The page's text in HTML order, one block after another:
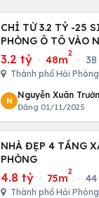
CHỈ TỪ 3.2 TỶ -25
PHÒNG Ô TÔ VÀO
3.2 tỷ · 48m
2
·
Thành phố Hải Phòng
N
Nguyễn Xuân
Đăng 01/11/2025
NHÀ ĐẸP 4 TẦNG
PHÒNG
4.8 tỷ · 75m
2
·
Thành phố Hải Phòng